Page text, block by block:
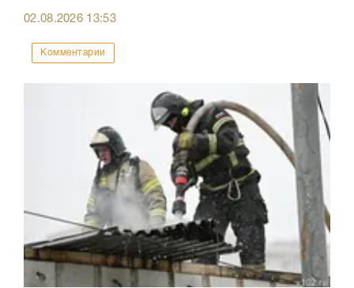
02.08.2026 13:53
Комментарии